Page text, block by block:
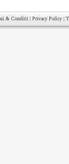
& Conditii | Privacy Policy |